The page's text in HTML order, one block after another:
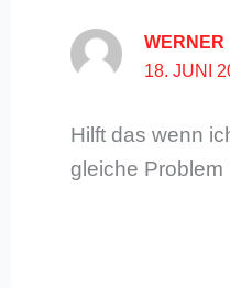
WERNER
18. JUNI
Hilft das wenn
gleiche